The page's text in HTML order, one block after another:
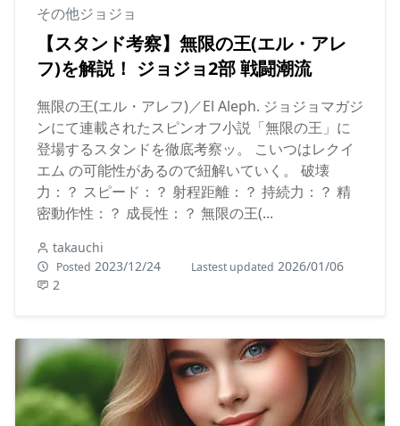
その他ジョジョ
【スタンド考察】無限の王(エル・アレ
フ)を解説！ ジョジョ2部 戦闘潮流
無限の王(エル・アレフ)／El Aleph. ジョジョマガジ
ンにて連載されたスピンオフ小説「無限の王」に
登場するスタンドを徹底考察ッ。 こいつはレクイ
エム の可能性があるので紐解いていく。 破壊
力：？ スピード：？ 射程距離：？ 持続力：？ 精
密動作性：？ 成長性：？ 無限の王(...
takauchi
Posted 2023/12/24 Lastest updated 2026/01/06
2